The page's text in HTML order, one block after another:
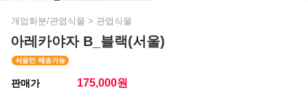
개업화분/관엽식물 > 관엽식물
아레카야자 B_블랙(서울)
판매가 175,000원